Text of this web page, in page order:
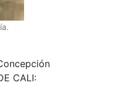
CALI: